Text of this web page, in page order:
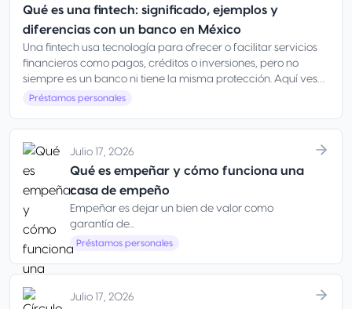
Qué es una fintech: significado, ejemplos y
diferencias con un banco en México
Una fintech usa tecnología para ofrecer o facilitar servicios
financieros como pagos, créditos o inversiones, pero no
siempre es un banco ni tiene la misma protección. Aquí ves
qué es, ejemplos y cómo elegir con seguridad en México
Préstamos personales
Julio 17, 2026
Qué es empeñar y cómo funciona una
casa de empeño
Empeñar es dejar un bien de valor como
garantía de...
Préstamos personales
Julio 17, 2026